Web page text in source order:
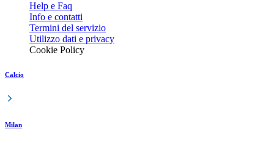
Help e Faq
Info e contatti
Termini del servizio
Utilizzo dati e privacy
Cookie Policy
Calcio
Milan